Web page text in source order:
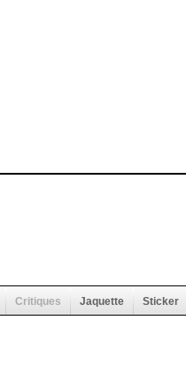
Critiques Jaquette Sticker